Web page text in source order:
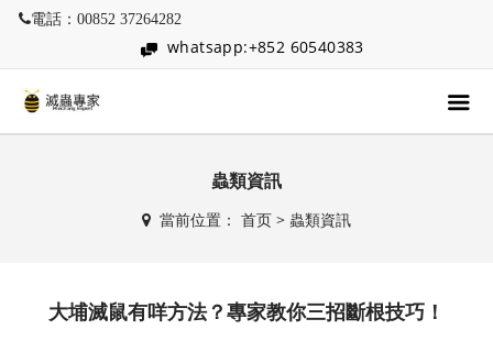
電話：00852 37264282
whatsapp:+852 60540383
蟲類資訊
當前位置： 首页> 蟲類資訊
大埔滅鼠有咩方法？專家教你三招斷根技巧！